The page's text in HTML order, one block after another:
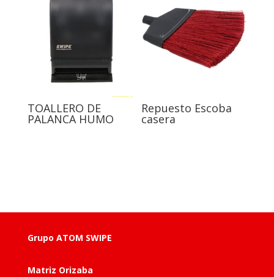
TOALLERO DE
PALANCA HUMO
Repuesto Escoba
casera
Grupo ATOM SWIPE
Matriz Orizaba